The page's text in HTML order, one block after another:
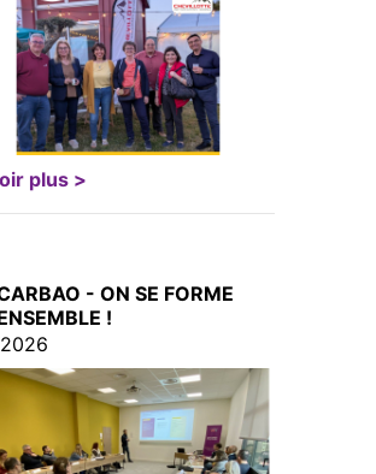
plus >
- ON SE FORME
!